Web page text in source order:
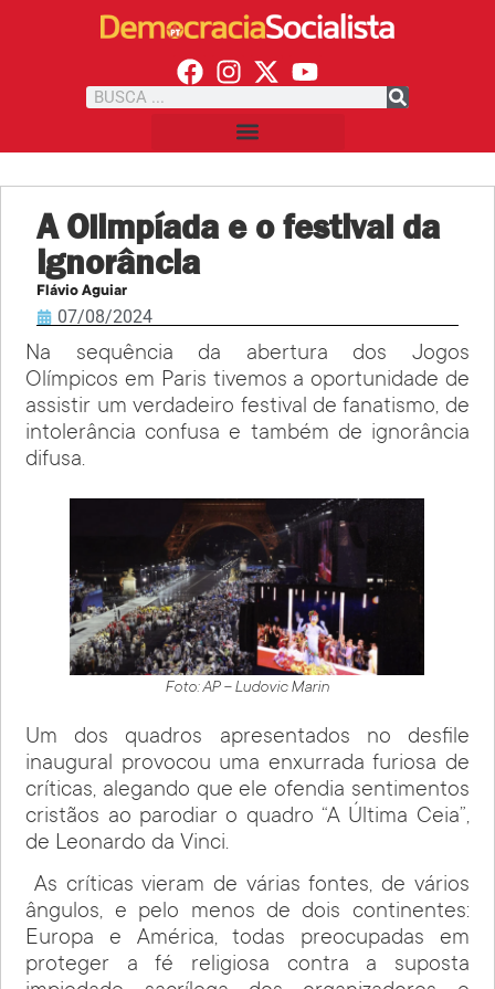
A Olimpíada e o festival da
ignorância
Flávio Aguiar
07/08/2024
Na sequência da abertura dos Jogos
Olímpicos em Paris tivemos a oportunidade de
assistir um verdadeiro festival de fanatismo, de
intolerância confusa e também de ignorância
difusa.
Foto: AP – Ludovic Marin
Um dos quadros apresentados no desfile
inaugural provocou uma enxurrada furiosa de
críticas, alegando que ele ofendia sentimentos
cristãos ao parodiar o quadro “A Última Ceia”,
de Leonardo da Vinci.
As críticas vieram de várias fontes, de vários
ângulos, e pelo menos de dois continentes:
Europa e América, todas preocupadas em
proteger a fé religiosa contra a suposta